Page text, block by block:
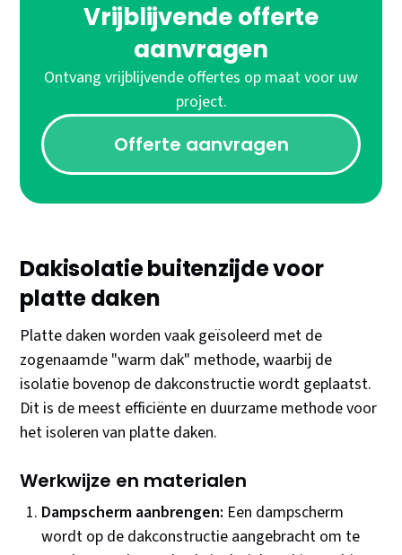
Vrijblijvende offerte
aanvragen
Ontvang vrijblijvende offertes op maat voor uw
project.
Offerte aanvragen
Dakisolatie buitenzijde voor
platte daken
Platte daken worden vaak geïsoleerd met de
zogenaamde "warm dak" methode, waarbij de
isolatie bovenop de dakconstructie wordt geplaatst.
Dit is de meest efficiënte en duurzame methode voor
het isoleren van platte daken.
Werkwijze en materialen
Dampscherm aanbrengen: Een dampscherm
wordt op de dakconstructie aangebracht om te